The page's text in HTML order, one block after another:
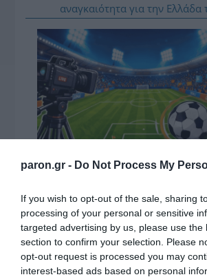
paron.gr - Do Not Process My
If you wish to opt-out of the sale, sharing
processing of your personal or sensitive
targeted advertising by us, please use the
section to confirm your selection. Please
opt-out request is processed you may
interest-based ads based on personal
αναγκαιότητα για την Ελλάδα
ΔΕΙΤΕ ΤΗΝ ΚΙΝΗΣΗ
Κίνηση Τώρα: Live Χάρτης